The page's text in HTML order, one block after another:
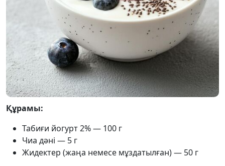
Құрамы:
Табиғи йогурт 2% — 100 г
Чиа дәні — 5 г
Жидектер (жаңа немесе мұздатылған) — 50 г